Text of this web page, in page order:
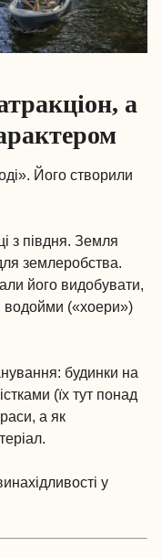
а
Його створили
з півдня. Земля
землеробства.
його видобувати,
водойми («хоери»)
будинки на
(їх тут понад
а як
у